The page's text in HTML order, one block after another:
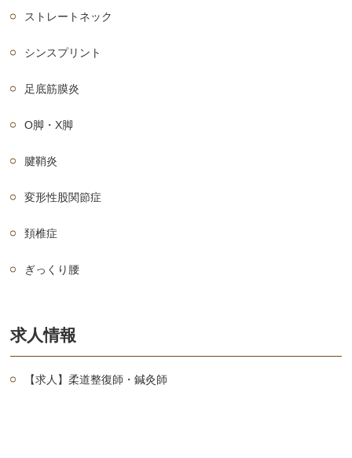
ストレートネック
シンスプリント
足底筋膜炎
O脚・X脚
腱鞘炎
変形性股関節症
頚椎症
ぎっくり腰
求人情報
【求人】柔道整復師・鍼灸師